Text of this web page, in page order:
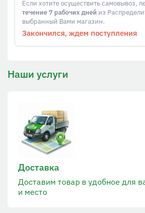
Если хотите осуществить самовывоз,
течение 7 рабочих дней из
выбранный Вами магазин.
Закончился, ждем поступления
Наши услуги
Доставка
Доставим товар в удобное для
и место